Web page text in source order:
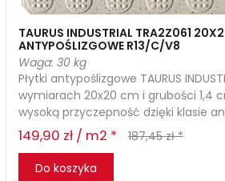
TAURUS INDUSTRIAL TRA2Z061
ANTYPOŚLIZGOWE R13/C/V8
Waga: 30 kg
Płytki antypoślizgowe TAURUS
wymiarach 20x20 cm i grubości 1,4
wysoką przyczepność dzięki klasie
149,90 zł / m2 *
187,45 zł *
Do koszyka